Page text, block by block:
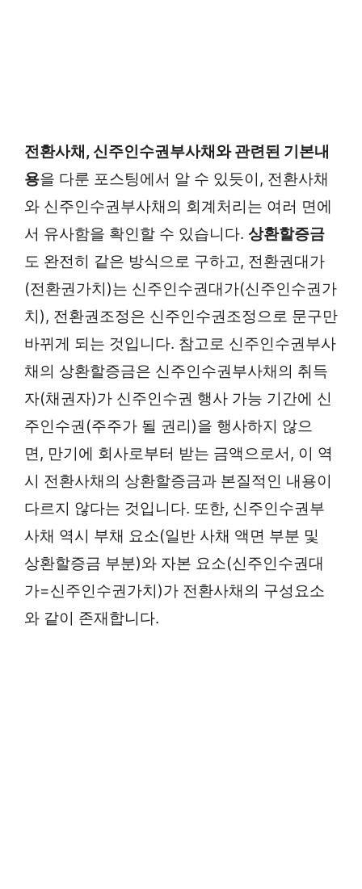
전환사채, 신주인수권부사채와 관련된 기본내
용을 다룬 포스팅에서 알 수 있듯이, 전환사채
와 신주인수권부사채의 회계처리는 여러 면에
서 유사함을 확인할 수 있습니다. 상환할증금
도 완전히 같은 방식으로 구하고, 전환권대가
(전환권가치)는 신주인수권대가(신주인수권가
치), 전환권조정은 신주인수권조정으로 문구만
바뀌게 되는 것입니다. 참고로 신주인수권부사
채의 상환할증금은 신주인수권부사채의 취득
자(채권자)가 신주인수권 행사 가능 기간에 신
주인수권(주주가 될 권리)을 행사하지 않으
면, 만기에 회사로부터 받는 금액으로서, 이 역
시 전환사채의 상환할증금과 본질적인 내용이
다르지 않다는 것입니다. 또한, 신주인수권부
사채 역시 부채 요소(일반 사채 액면 부분 및
상환할증금 부분)와 자본 요소(신주인수권대
가=신주인수권가치)가 전환사채의 구성요소
와 같이 존재합니다.